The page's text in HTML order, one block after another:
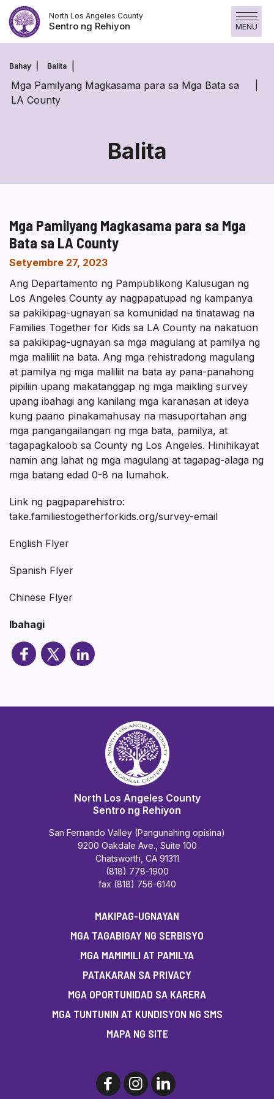
Laktawan
ang
nilalaman
North Los Angeles County
Sentro ng Rehiyon MENU
Bahay Balita
Mga Pamilyang Magkasama para sa Mga Bata sa
LA County
Balita
Mga Pamilyang Magkasama para sa Mga
Bata sa LA County
Setyembre 27, 2023
Ang Departamento ng Pampublikong Kalusugan ng
Los Angeles County ay nagpapatupad ng kampanya
sa pakikipag-ugnayan sa komunidad na tinatawag na
Families Together for Kids sa LA County na nakatuon
sa pakikipag-ugnayan sa mga magulang at pamilya ng
mga maliliit na bata. Ang mga rehistradong magulang
at pamilya ng mga maliliit na bata ay pana-panahong
pipiliin upang makatanggap ng mga maikling survey
upang ibahagi ang kanilang mga karanasan at ideya
kung paano pinakamahusay na masuportahan ang
mga pangangailangan ng mga bata, pamilya, at
tagapagkaloob sa County ng Los Angeles. Hinihikayat
namin ang lahat ng mga magulang at tagapag-alaga ng
mga batang edad 0-8 na lumahok.
Link ng pagpaparehistro:
take.familiestogetherforkids.org/survey-email
English Flyer
Spanish Flyer
Chinese Flyer
Ibahagi
North Los Angeles County
Sentro ng Rehiyon
San Fernando Valley (Pangunahing opisina)
9200 Oakdale Ave., Suite 100
Chatsworth, CA 91311
(818) 778-1900
fax (818) 756-6140
MAKIPAG-UGNAYAN
MGA TAGABIGAY NG SERBISYO
MGA MAMIMILI AT PAMILYA
PATAKARAN SA PRIVACY
MGA OPORTUNIDAD SA KARERA
MGA TUNTUNIN AT KUNDISYON NG SMS
MAPA NG SITE